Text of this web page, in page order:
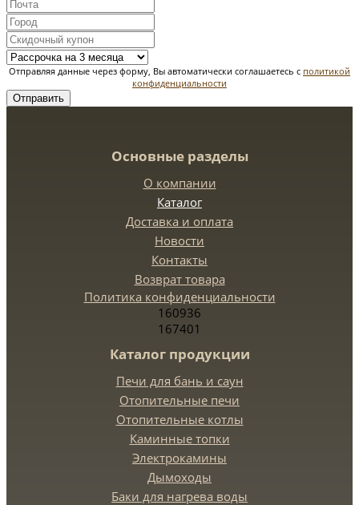
Отправляя данные через форму, Вы автоматически соглашаетесь с политикой
конфиденциальности
Отправить
Основные разделы
О компании
Каталог
Доставка и оплата
Новости
Контакты
Возврат товара
Политика конфиденциальности
160936
167401
Каталог продукции
Печи для бань и саун
Отопительные печи
Отопительные котлы
Каминные топки
Электрокамины
Дымоходы
Баки для нагрева воды